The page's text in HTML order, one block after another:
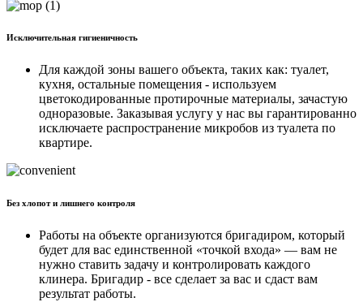
Исключительная гигиеничность
Для каждой зоны вашего объекта, таких как: туалет,
кухня, остальные помещения - используем
цветокодированные протирочные материалы, зачастую
одноразовые. Заказывая услугу у нас вы гарантированно
исключаете распространение микробов из туалета по
квартире.
Без хлопот и лишнего контроля
Работы на объекте организуются бригадиром, который
будет для вас единственной «точкой входа» — вам не
нужно ставить задачу и контролировать каждого
клинера. Бригадир - все сделает за вас и сдаст вам
результат работы.